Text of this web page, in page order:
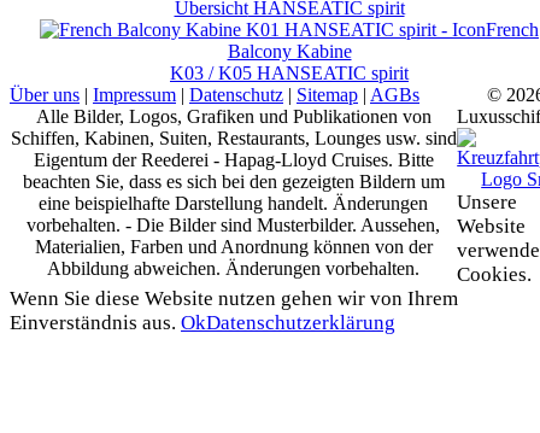
ÜbersichtHANSEATIC spirit
French
Balcony Kabine
K03 / K05 HANSEATIC spirit
Über uns | Impressum | Datenschutz | Sitemap | AGBs
Alle Bilder, Logos, Grafiken und Publikationen von
Schiffen, Kabinen, Suiten, Restaurants, Lounges usw. sind
Eigentum der Reederei - Hapag-Lloyd Cruises. Bitte
beachten Sie, dass es sich bei den gezeigten Bildern um
eine beispielhafte Darstellung handelt. Änderungen
vorbehalten. - Die Bilder sind Musterbilder. Aussehen,
Materialien, Farben und Anordnung können von der
Abbildung abweichen. Änderungen vorbehalten.
©
Unsere
Website
Cookies.
Wenn Sie diese Website nutzen gehen wir von Ihrem
Einverständnis aus. OkDatenschutzerklärung